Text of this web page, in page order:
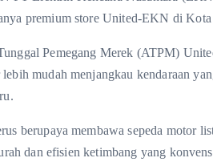
premium store United-EKN di
Pemegang Merek (ATPM)
mudah menjangkau kendaraan
berupaya membawa sepeda motor
dan efisien ketimbang yang